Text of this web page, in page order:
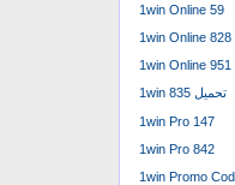
1win Online 59
1win Online 828
1win Online 951
1win تحميل 835
1win Pro 147
1win Pro 842
1win Promo